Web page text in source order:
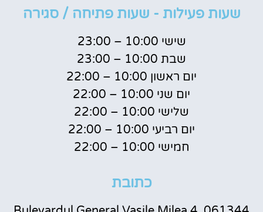
שעות פעילות - שעות פתיחה / סגירה
שישי 10:00 – 23:00
שבת 10:00 – 23:00
יום ראשון 10:00 – 22:00
יום שני 10:00 – 22:00
שלישי 10:00 – 22:00
יום רביעי 10:00 – 22:00
חמישי 10:00 – 22:00
כתובת